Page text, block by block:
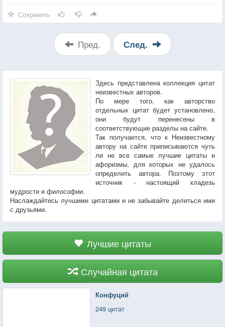
Сохранить
Пред. След.
Здесь представлена коллекция цитат
неизвестных авторов.
По мере того, как авторство
отдельных цитат будет установлено,
они будут перенесены в
соответствующие разделы на сайте.
Так получается, что к Неизвестному
автору на сайте приписываются чуть
ли не все самые лучшие цитаты и
афоризмы, для которых не удалось
определить автора. Поэтому этот
источник - настоящий кладезь
мудрости и философии.
Наслаждайтесь лучшими цитатами и не забывайте делиться ими
с друзьями.
Лучшие цитаты
Случайная цитата
Конфуций
249 цитат